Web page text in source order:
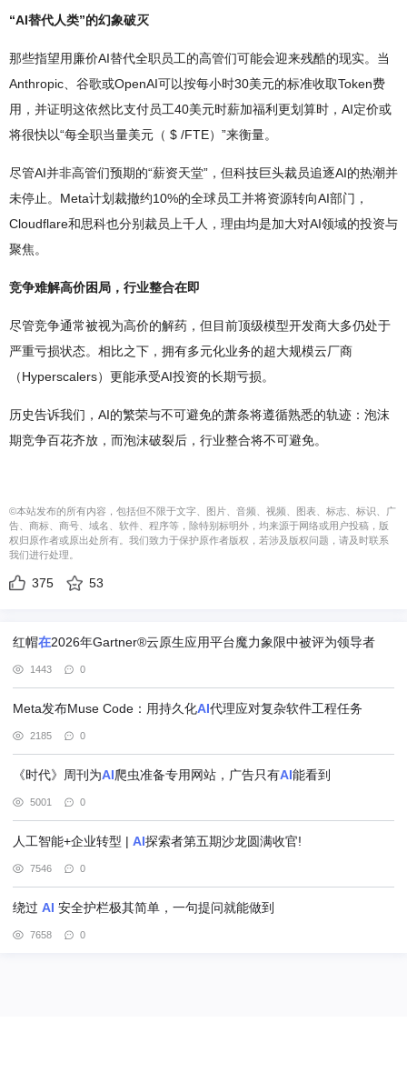
“AI替代人类”的幻象破灭
那些指望用廉价AI替代全职员工的高管们可能会迎来残酷的现实。当
Anthropic、谷歌或OpenAI可以按每小时30美元的标准收取Token费
用，并证明这依然比支付员工40美元时薪加福利更划算时，AI定价或
将很快以“每全职当量美元（ $ /FTE）”来衡量。
尽管AI并非高管们预期的“薪资天堂”，但科技巨头裁员追逐AI的热潮并
未停止。Meta计划裁撤约10%的全球员工并将资源转向AI部门，
Cloudflare和思科也分别裁员上千人，理由均是加大对AI领域的投资与
聚焦。
竞争难解高价困局，行业整合在即
尽管竞争通常被视为高价的解药，但目前顶级模型开发商大多仍处于
严重亏损状态。相比之下，拥有多元化业务的超大规模云厂商
（Hyperscalers）更能承受AI投资的长期亏损。
历史告诉我们，AI的繁荣与不可避免的萧条将遵循熟悉的轨迹：泡沫
期竞争百花齐放，而泡沫破裂后，行业整合将不可避免。
©本站发布的所有内容，包括但不限于文字、图片、音频、视频、图表、标志、标识、广
告、商标、商号、域名、软件、程序等，除特别标明外，均来源于网络或用户投稿，版
权归原作者或原出处所有。我们致力于保护原作者版权，若涉及版权问题，请及时联系
我们进行处理。
375 53
红帽在2026年Gartner®云原生应用平台魔力象限中被评为领导者
1443 0
Meta发布Muse Code：用持久化AI代理应对复杂软件工程任务
2185 0
《时代》周刊为AI爬虫准备专用网站，广告只有AI能看到
5001 0
人工智能+企业转型 | AI探索者第五期沙龙圆满收官!
7546 0
绕过 AI 安全护栏极其简单，一句提问就能做到
7658 0